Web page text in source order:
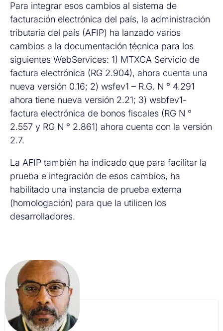
Para integrar esos cambios al sistema de
facturación electrónica del país, la administración
tributaria del país (AFIP) ha lanzado varios
cambios a la documentación técnica para los
siguientes WebServices: 1) MTXCA Servicio de
factura electrónica (RG 2.904), ahora cuenta una
nueva versión 0.16; 2) wsfev1 – R.G. N ° 4.291
ahora tiene nueva versión 2.21; 3) wsbfev1-
factura electrónica de bonos fiscales (RG N °
2.557 y RG N ° 2.861) ahora cuenta con la versión
2.7.
La AFIP también ha indicado que para facilitar la
prueba e integración de esos cambios, ha
habilitado una instancia de prueba externa
(homologación) para que la utilicen los
desarrolladores.